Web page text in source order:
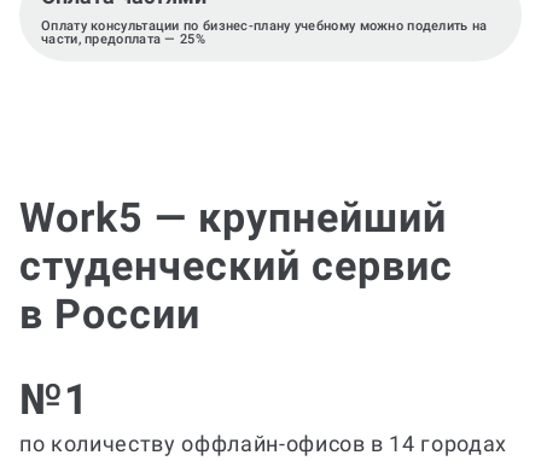
Оплату консультации по бизнес-плану учебному можно поделить на
части, предоплата — 25%
Work5 — крупнейший
студенческий сервис
в России
№1
по количеству оффлайн-офисов в 14 городах